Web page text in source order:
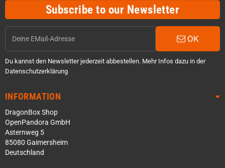
Subscribe to our Newsletter
OK
Du kannst den Newsletter jederzeit abbestellen. Mehr Infos dazu in der
Datenschutzerklärung
INFORMATION
DragonBox Shop
OpenPandora GmbH
Asternweg 5
85080 Gaimersheim
Deutschland